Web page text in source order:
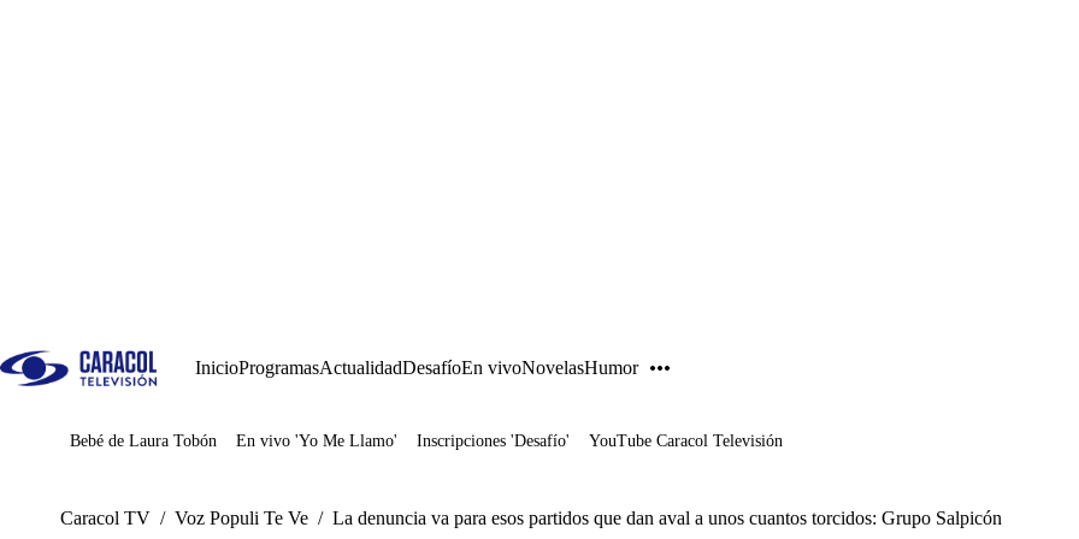
InicioProgramasActualidadDesafíoEn vivoNovelasHumor
Juegos
Bebé de Laura Tobón En vivo 'Yo Me Llamo' Inscripciones 'Desafío' YouTube Caracol Televisión
Caracol TV / Voz Populi Te Ve / La denuncia va para esos partidos que dan aval a unos cuantos torcidos: Grupo Salpicón